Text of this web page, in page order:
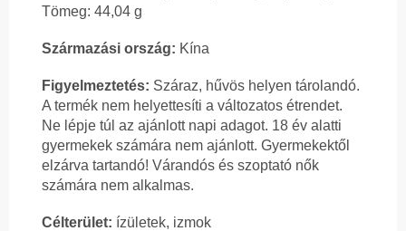
Tömeg: 44,04 g
Származási ország: Kína
Figyelmeztetés: Száraz, hűvös helyen tárolandó.
A termék nem helyettesíti a változatos étrendet.
Ne lépje túl az ajánlott napi adagot. 18 év alatti
gyermekek számára nem ajánlott. Gyermekektől
elzárva tartandó! Várandós és szoptató nők
számára nem alkalmas.
Célterület: ízületek, izmok